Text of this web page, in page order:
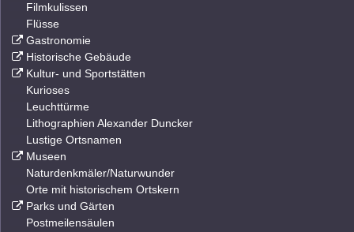
Filmkulissen
Flüsse
Gastronomie
Historische Gebäude
Kultur- und Sportstätten
Kurioses
Leuchttürme
Lithographien Alexander Duncker
Lustige Ortsnamen
Museen
Naturdenkmäler/Naturwunder
Orte mit historischem Ortskern
Parks und Gärten
Postmeilensäulen